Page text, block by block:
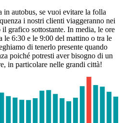
autobus, se vuoi evitare la folla
i nostri clienti viaggeranno nei
grafico sottostante. In media, le ore
le 6:30 e le 9:00 del mattino o tra le
di tenerlo presente quando
poiché potresti aver bisogno di un
in particolare nelle grandi città!